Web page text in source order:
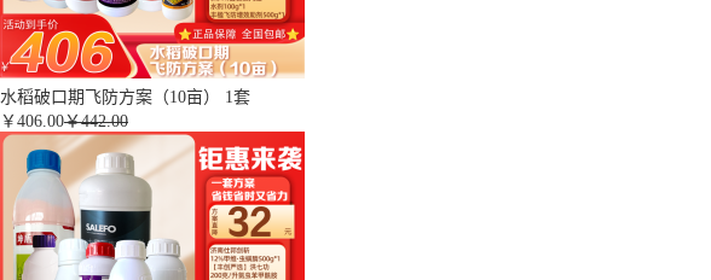
水稻破口期飞防方案（10亩） 1套
￥ 406.00￥442.00